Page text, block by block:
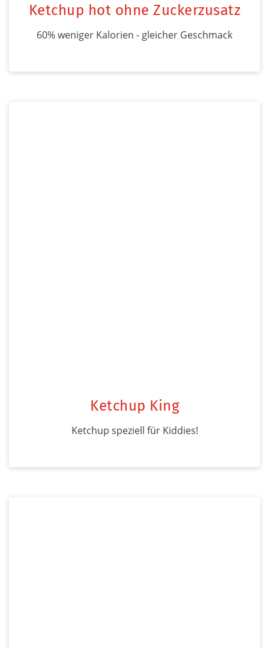
Ketchup hot ohne Zuckerzusatz
60% weniger Kalorien - gleicher Geschmack
Ketchup King
Ketchup speziell für Kiddies!